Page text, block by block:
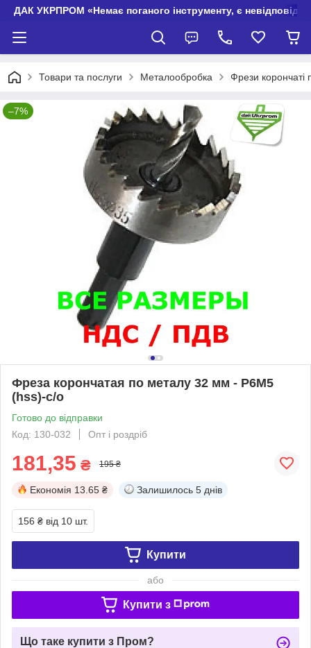
ДАК УКРПРОМ «Немає поганого інструменту, є невідповідно
Товари та послуги Металообробка Фрези
–7%
Фреза корончатая по металу 32 мм - Р6М5
(hss)-с/о
Готово до відправки
Код: 130-032
Опт і роздріб
181,35 ₴ 195 ₴
Економія 13.65 ₴ Залишилось 5 днів
156 ₴ від 10 шт.
Купити
або
Купити з
Що таке купити з Пром?